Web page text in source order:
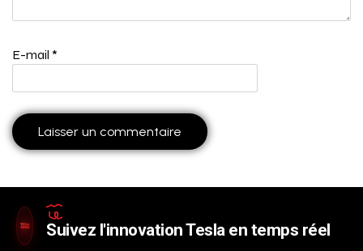
E-mail *
Suivez l'innovation Tesla en temps réel